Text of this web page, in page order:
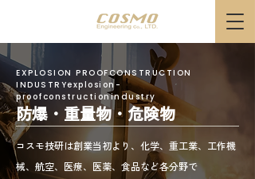
EXPLOSION PROOFCONSTRUCTION
INDUSTRYexplosion-
proofconstructionindustry
防爆・重量物・危険物
コスモ技研は創業当初より、化学、重工業、工作機
械、航空、医療、医薬、食品など各分野で